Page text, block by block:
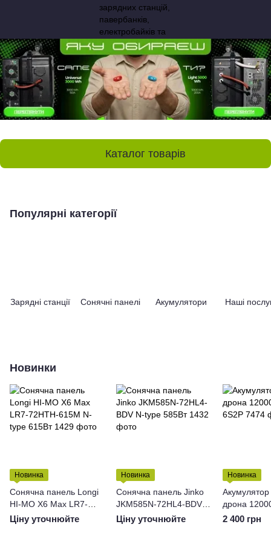
Каталог товарів
Популярні категорії
Зарядні станції Сонячні панелі Акумулятори Наші
Новинки
Новинка
Сонячна панель Longi
HI-MO X6 Max LR7-
72HTH-615M N-type
Ціну уточнюйте
Новинка
Сонячна панель Jinko
JKM585N-72HL4-BDV
N-type 585Вт
Ціну уточнюйте
Новинка
дрона
6S2P
2 400 грн